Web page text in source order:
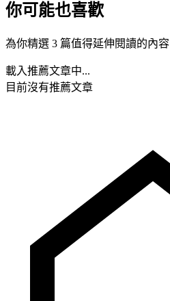
你可能也喜歡
為你精選 3 篇值得延伸閱讀的內容
載入推薦文章中...
目前沒有推薦文章